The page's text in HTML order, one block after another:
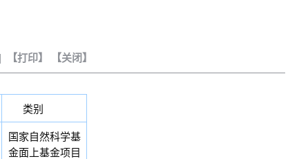
【打印】 【关闭】
类别
国家自然科学基
金面上基金项目